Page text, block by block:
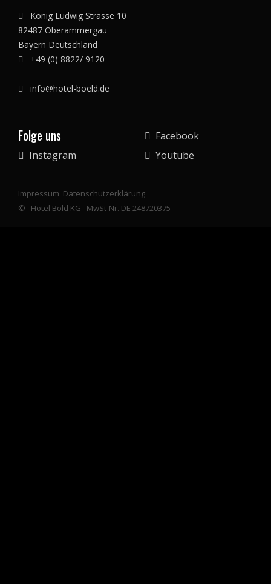
König Ludwig Strasse 10
82487 Oberammergau
Bayern Deutschland
+49 (0) 8822/ 9120
info@hotel-boeld.de
Folge uns
Facebook
Instagram
Youtube
Impressum Datenschutzerklärung
©
Hotel Böld KG MwSt-Nr. DE 248720375